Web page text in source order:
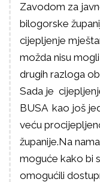
Zavodom za
bilogorske
cijepljenje
možda nisu
drugih razloga
Sada je
BUSA kao još
veću
županije.Na
moguće kako bi
omogućili